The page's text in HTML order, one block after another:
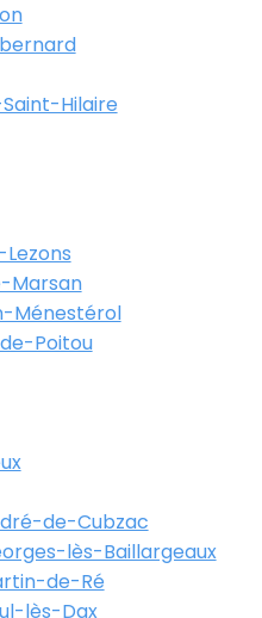
Hilaire
Marsan
Ménestérol
Poitou
de-Cubzac
lès-Baillargeaux
de-Ré
lès-Dax